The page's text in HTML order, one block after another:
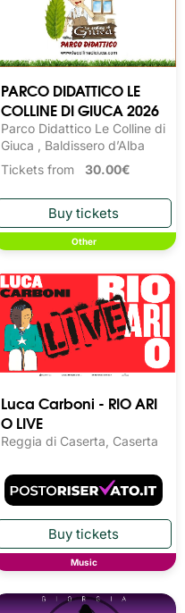
PARCO DIDATTICO LE
COLLINE DI GIUCA 2026
Parco Didattico Le Colline di
Giuca , Baldissero d’Alba
Tickets from 30.00€
Other
Luca Carboni - RIO ARI
O LIVE
Reggia di Caserta, Caserta
Music